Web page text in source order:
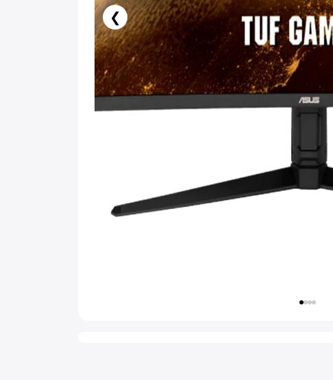
❮
188.17 AZN x 6 ay
birbank kartı ilə 6 aya faizsiz ödə!